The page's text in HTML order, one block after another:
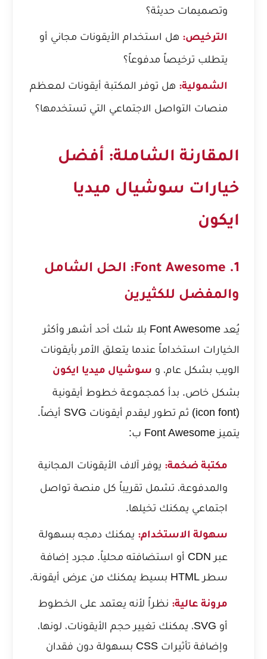
وتصميمات حديثة؟
الترخيص: هل استخدام الأيقونات مجاني أو
يتطلب ترخيصاً مدفوعاً؟
الشمولية: هل توفر المكتبة أيقونات لمعظم
منصات التواصل الاجتماعي التي تستخدمها؟
المقارنة الشاملة: أفضل
خيارات سوشيال ميديا
ايكون
1. Font Awesome: الحل الشامل
والمفضل للكثيرين
يُعد Font Awesome بلا شك أحد أشهر وأكثر
الخيارات استخداماً عندما يتعلق الأمر بأيقونات
الويب بشكل عام، و سوشيال ميديا ايكون
بشكل خاص. بدأ كمجموعة خطوط أيقونية
(icon font) ثم تطور ليقدم أيقونات SVG أيضاً.
يتميز Font Awesome ب:
مكتبة ضخمة: يوفر آلاف الأيقونات المجانية
والمدفوعة، تشمل تقريباً كل منصة تواصل
اجتماعي يمكنك تخيلها.
سهولة الاستخدام: يمكنك دمجه بسهولة
عبر CDN أو استضافته محلياً. مجرد إضافة
سطر HTML بسيط يمكنك من عرض أيقونة.
مرونة عالية: نظراً لأنه يعتمد على الخطوط
أو SVG، يمكنك تغيير حجم الأيقونات، لونها،
وإضافة تأثيرات CSS بسهولة دون فقدان